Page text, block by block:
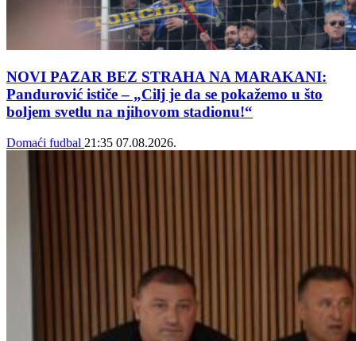
NOVI PAZAR BEZ STRAHA NA MARAKANI:
Pandurović ističe – „Cilj je da se pokažemo u što
boljem svetlu na njihovom stadionu!“
Domaći fudbal 21:35 07.08.2026.